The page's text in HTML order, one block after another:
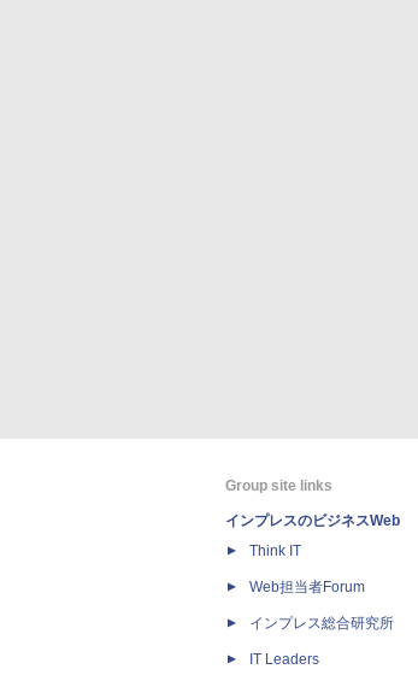
Group site links
インプレスのビジネスWeb
Think IT
Web担当者Forum
インプレス総合研究所
IT Leaders